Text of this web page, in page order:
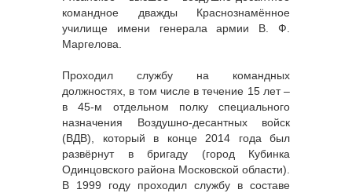
командное дважды Краснознамённое
училище имени генерала армии В. Ф.
Маргелова.
Проходил службу на командных
должностях, в том числе в течение 15 лет –
в 45-м отдельном полку специального
назначения Воздушно-десантных войск
(ВДВ), который в конце 2014 года был
развёрнут в бригаду (город Кубинка
Одинцовского района Московской области).
В 1999 году проходил службу в составе